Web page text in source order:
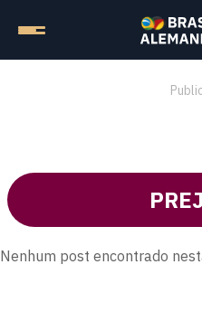
Nenhum post encontrado